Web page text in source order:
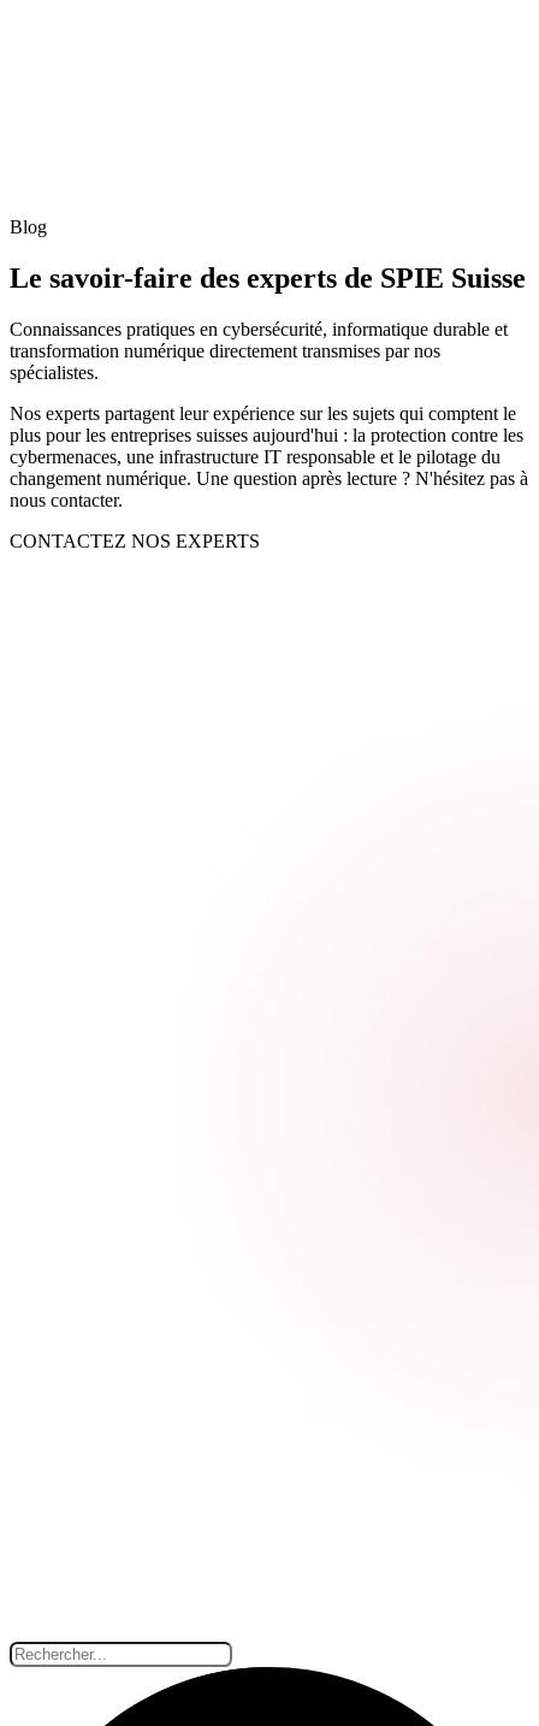
Blog
Le savoir-faire des experts de SPIE Suisse
Connaissances pratiques en cybersécurité, informatique durable et
transformation numérique directement transmises par nos
spécialistes.
Nos experts partagent leur expérience sur les sujets qui comptent le
plus pour les entreprises suisses aujourd'hui : la protection contre les
cybermenaces, une infrastructure IT responsable et le pilotage du
changement numérique. Une question après lecture ? N'hésitez pas à
nous contacter.
CONTACTEZ NOS EXPERTS